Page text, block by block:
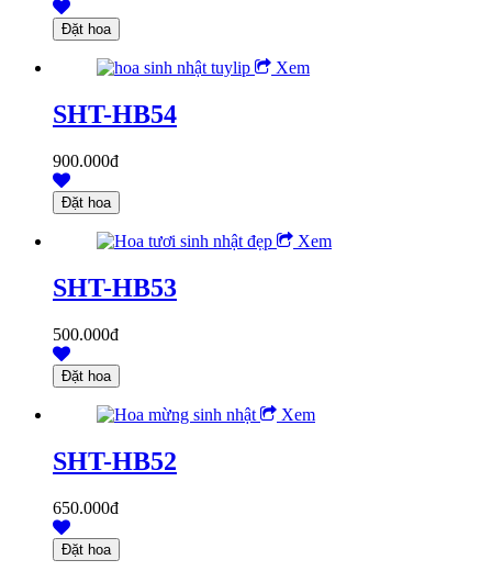
Xem
SHT-HB54
900.000đ
Xem
SHT-HB53
500.000đ
Xem
SHT-HB52
650.000đ